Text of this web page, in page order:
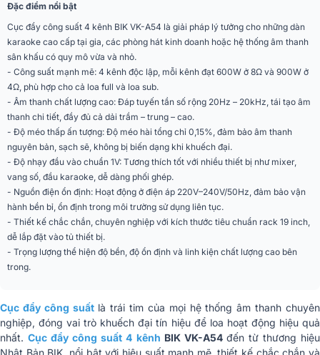
Độ méo hài tổng
Độ nhạy đầu vào 1V
Điện áp nguồn 220V ～ 240V / 50Hz
Kích thước (RxCxS) 483 x 100 x 500mm
Trọng lượng 19.5Kg/chiếc
Nhập khẩu & Phân
phối
CÔNG TY TNHH QUỐC TẾ BK
SOUND VIỆT NAM & CÔNG TY
TNHH THƯƠNG MẠI VÀ ĐIỆN TỬ
BẢO CHÂU
Đặc điểm nổi bật
Cục đẩy công suất 4 kênh BIK VK-A54 là giải pháp lý tưởng cho những dàn
karaoke cao cấp tại gia, các phòng hát kinh doanh hoặc hệ thống âm thanh
sân khấu có quy mô vừa và nhỏ.
- Công suất mạnh mẽ: 4 kênh độc lập, mỗi kênh đạt 600W ở 8Ω và 900W ở
4Ω, phù hợp cho cả loa full và loa sub.
- Âm thanh chất lượng cao: Đáp tuyến tần số rộng 20Hz – 20kHz, tái tạo âm
thanh chi tiết, đầy đủ cả dải trầm – trung – cao.
- Độ méo thấp ấn tượng: Độ méo hài tổng chỉ 0,15%, đảm bảo âm thanh
nguyên bản, sạch sẽ, không bị biến dạng khi khuếch đại.
- Độ nhạy đầu vào chuẩn 1V: Tương thích tốt với nhiều thiết bị như mixer,
vang số, đầu karaoke, dễ dàng phối ghép.
- Nguồn điện ổn định: Hoạt động ở điện áp 220V–240V/50Hz, đảm bảo vận
hành bền bỉ, ổn định trong môi trường sử dụng liên tục.
- Thiết kế chắc chắn, chuyên nghiệp với kích thước tiêu chuẩn rack 19 inch,
dễ lắp đặt vào tủ thiết bị.
- Trọng lượng thể hiện độ bền, độ ổn định và linh kiện chất lượng cao bên
trong.
Cục đẩy công suấtlà trái tim của mọi hệ thống âm thanh chuyên
nghiệp, đóng vai trò khuếch đại tín hiệu để loa hoạt động hiệu quả
nhất.Cục đẩy công suất 4 kênh BIK VK-A54 đến từ thương hiệu
Nhật Bản BIK, nổi bật với hiệu suất mạnh mẽ, thiết kế chắc chắn và